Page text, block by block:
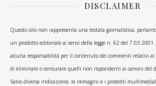
DISCLAIMER
Questo sito non rappresenta una testata giornalistica,
un prodotto editoriale ai sensi della legge n. 62 del
alcuna responsabilità per il contenuto dei commenti relativi
di eliminare o censurare quelli non rispondenti ai canoni del
Salvo diversa indicazione, le immagini e i prodotti